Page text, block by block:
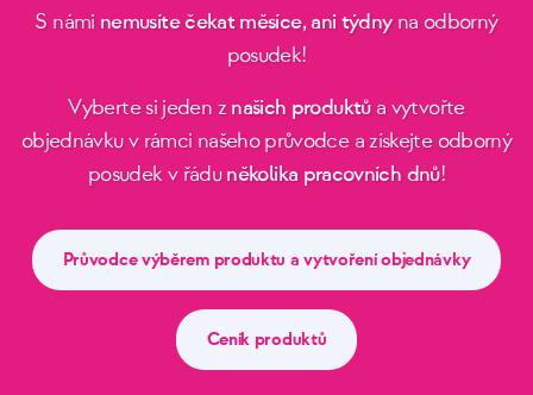
S námi nemusíte čekat měsíce, ani týdnyna odborný
posudek!
Vyberte si jeden z našich produktůa vytvořte
objednávku v rámci našeho průvodce a získejte odborný
posudek v řádu několika pracovních dnů!
Průvodce výběrem produktu a vytvoření objednávky
Ceník produktů